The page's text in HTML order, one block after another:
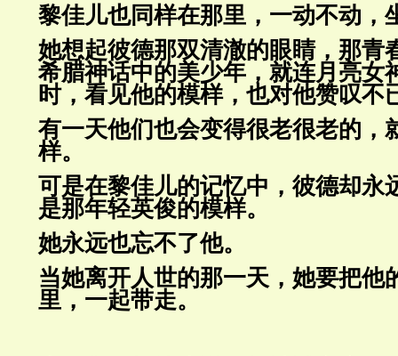
黎佳儿也同样在那里，一动不动，
她想起彼德那双清澈的眼睛，那青
希腊神话中的美少年，就连月亮女
时，看见他的模样，也对他赞叹不
有一天他们也会变得很老很老的，
样。
可是在黎佳儿的记忆中，彼德却永
是那年轻英俊的模样。
她永远也忘不了他。
当她离开人世的那一天，她要把他
里，一起带走。